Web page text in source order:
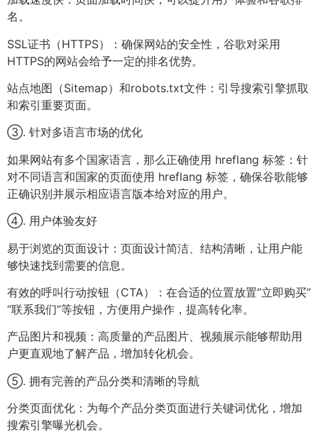
名。
SSL证书（HTTPS）：确保网站的安全性，谷歌对采用
HTTPS的网站会给予一定的排名优势。
站点地图（Sitemap）和robots.txt文件：引导搜索引擎抓取
和索引重要页面。
③. 针对多语言市场的优化
如果网站有多个国家语言，那么正确使用 hreflang 标签：针
对不同语言和国家的页面使用 hreflang 标签，确保谷歌能够
正确识别并展示相应语言版本给对应的用户。
④. 用户体验友好
易于浏览的页面设计：页面设计简洁、结构清晰，让用户能
够快速找到需要的信息。
有效的呼叫行动按钮（CTA）：在合适的位置放置“立即购买”
“联系我们”等按钮，方便用户操作，提高转化率。
产品图片和视频：高质量的产品图片、视频展示能够帮助用
户更直观地了解产品，增加转化机会。
⑤. 拥有完善的产品分类和清晰的导航
分类页面优化：为每个产品分类页面进行关键词优化，增加
搜索引擎曝光机会。